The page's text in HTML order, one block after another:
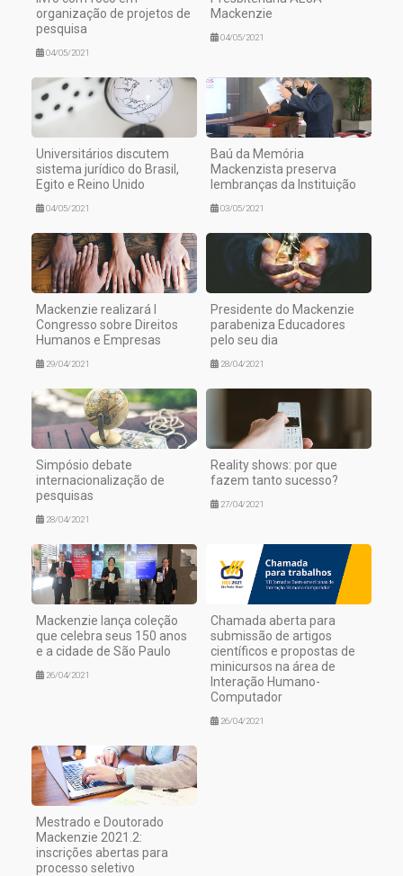
organização de projetos de
pesquisa
04/05/2021
Mackenzie
04/05/2021
Universitários discutem
sistema jurídico do Brasil,
Egito e Reino Unido
04/05/2021
Baú da Memória
Mackenzista preserva
lembranças da Instituição
03/05/2021
Mackenzie realizará I
Congresso sobre Direitos
Humanos e Empresas
29/04/2021
Presidente do Mackenzie
parabeniza Educadores
pelo seu dia
28/04/2021
Simpósio debate
internacionalização de
pesquisas
28/04/2021
Reality shows: por que
fazem tanto sucesso?
27/04/2021
Mackenzie lança coleção
que celebra seus 150 anos
e a cidade de São Paulo
26/04/2021
Chamada aberta para
submissão de artigos
científicos e propostas de
minicursos na área de
Interação Humano-
Computador
26/04/2021
Mestrado e Doutorado
Mackenzie 2021.2:
inscrições abertas para
processo seletivo